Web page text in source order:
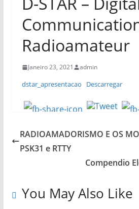
Radioamateur
Janeiro 23, 2021 admin
dstar_apresentacao Descarregar
RADIOAMADORISMO E OS
PSK31 e RTTY
Compendio
You May Also Like